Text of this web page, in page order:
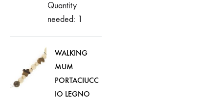
Quantity
needed: 1
WALKING
MUM
PORTACIUCC
IO LEGNO